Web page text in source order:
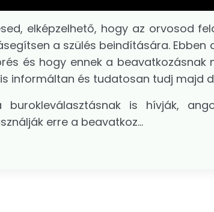
elképzelhető, hogy az orvosod
a szülés beindítására. Ebben
és hogy ennek a beavatkozásnak
informáltan és tudatosan tudj majd
burokleválasztásnak is hívják,
erre a beavatkoz...